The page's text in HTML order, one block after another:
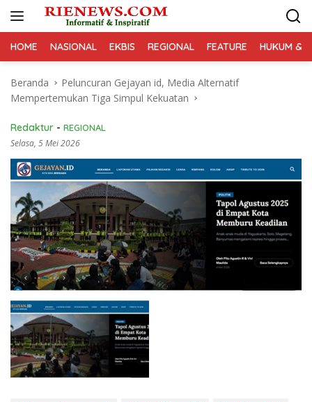
HOME NASIONAL EKBIS REGIONAL FEATURE HUKUM &
Beranda
Peluncuran Gejayan id, Media Alternatif
Mempertemukan Tiga Simpul Kekuatan
Redaktur - REGIONAL
Selasa, 5 Mei 2026